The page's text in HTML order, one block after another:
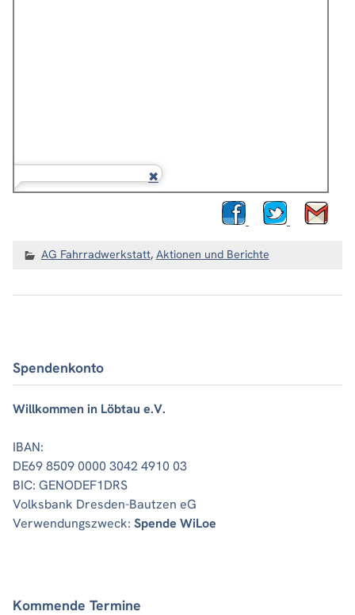
AG Fahrradwerkstatt, Aktionen und Berichte
Spendenkonto
Willkommen in Löbtau e.V.
IBAN:
DE69 8509 0000 3042 4910 03
BIC: GENODEF1DRS
Volksbank Dresden-Bautzen eG
Verwendungszweck: Spende WiLoe
Kommende Termine